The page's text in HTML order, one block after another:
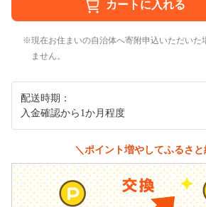
現在お住まいの自治体へ寄附申込いただいた
ません。
配送時期：
入金確認から1か月程度
＼ポイント増やしてふるさ